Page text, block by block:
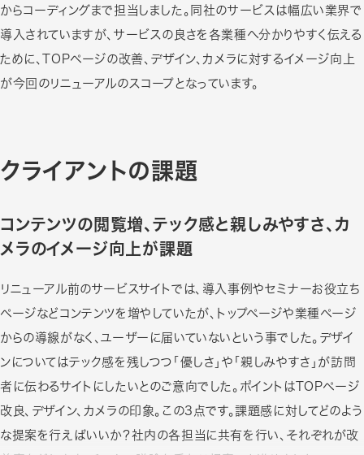
からコーディングまで担当しました。同社のサービスは幅広い業界で
導入されていますが、サービスの良さを各業種へ分かりやすく伝える
ために、TOPページの改善、デザイン、カメラに対するイメージ向上
が今回のリニューアルのスコープとなっています。
クライアントの課題
コンテンツの閲覧増、テック感と親しみやすさ、カ
メラのイメージ向上が課題
リニューアル前のサービスサイトでは、導入事例やセミナーお役立ち
ページなどコンテンツを増やしていたが、トップページや業種ページ
からの導線がなく、ユーザーに届いていないという事でした。デザイ
ンについてはテック感を残しつつ「優しさ」や「親しみやすさ」が訪問
者に伝わるサイトにしたいとのご意向でした。ポイントはTOPページ
改良、デザイン、カメラの印象。この3点です。課題感に対してどのよう
な提案を行えばいいか？社内の各担当に共有を行い、それぞれが改